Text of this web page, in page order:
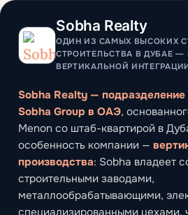
Sobha Realty
ОДИН ИЗ САМЫХ ВЫСОКИХ
СТРОИТЕЛЬСТВА В ДУБАЕ —
ВЕРТИКАЛЬНОЙ
Sobha Realty —
Sobha Group в ОАЭ,
Menon со штаб-квартирой в
особенность компании —
производства: Sobha владеет
строительными заводами,
металлообрабатывающими,
специализированными цехами,